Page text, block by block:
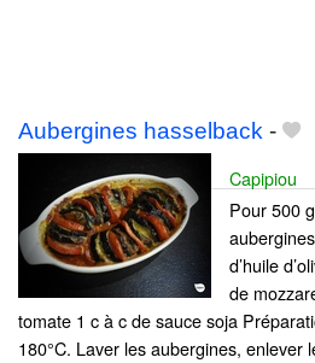
Aubergines hasselback -
Capipiou
Pour 500
d’huile
de
tomate 1 c à c de sauce soja
180°C. Laver les aubergines, enlever